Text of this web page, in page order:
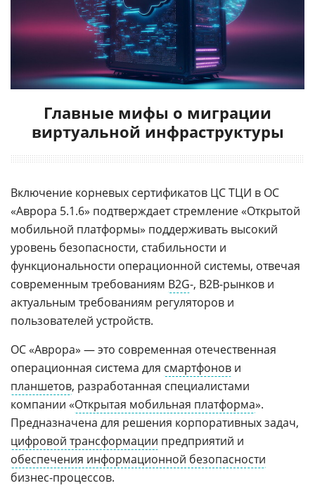
Главные мифы о миграции
виртуальной инфраструктуры
Включение корневых сертификатов ЦС ТЦИ в ОС
«Аврора 5.1.6» подтверждает стремление «Открытой
мобильной платформы» поддерживать высокий
уровень безопасности, стабильности и
функциональности операционной системы, отвечая
современным требованиям B2G-, B2B-рынков и
актуальным требованиям регуляторов и
пользователей устройств.
ОС «Аврора» — это современная отечественная
операционная система для смартфонов и
планшетов, разработанная специалистами
компании «Открытая мобильная платформа».
Предназначена для решения корпоративных задач,
цифровой трансформации предприятий и
обеспечения информационной безопасности
бизнес-процессов.